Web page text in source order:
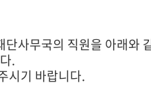
사무국의 직원을 아래와
.
시기 바랍니다.